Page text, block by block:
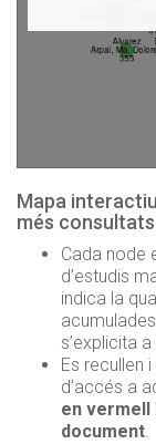
Mapa
més
Cada node
d’estudis
indica la
s’explicita
Es recullen
d’accés a
en vermell
document.